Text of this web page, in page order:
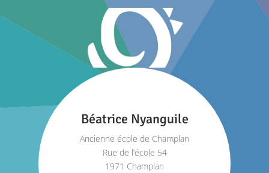
Béatrice Nyanguile
Ancienne école de Champlan
Rue de l’école 54
1971 Champlan